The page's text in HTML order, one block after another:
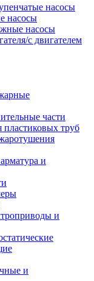
насосы
насосы
насосы
с двигателем
части
труб
и
и
и